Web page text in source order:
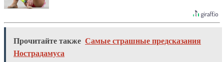
Прочитайте также Самые страшные предсказания
Нострадамуса